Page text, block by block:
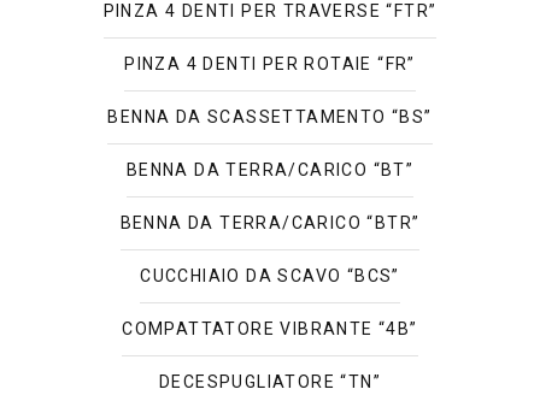
PINZA 4 DENTI PER TRAVERSE “FTR”
PINZA 4 DENTI PER ROTAIE “FR”
BENNA DA SCASSETTAMENTO “BS”
BENNA DA TERRA/CARICO “BT”
BENNA DA TERRA/CARICO “BTR”
CUCCHIAIO DA SCAVO “BCS”
COMPATTATORE VIBRANTE “4B”
DECESPUGLIATORE “TN”